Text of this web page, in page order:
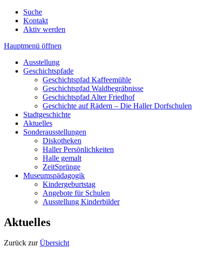
Suche
Kontakt
Aktiv werden
Hauptmenü öffnen
Ausstellung
Geschichtspfade
Geschichtspfad Kaffeemühle
Geschichtspfad Waldbegräbnisse
Geschichtspfad Alter Friedhof
Geschichte auf Rädern – Die Haller Dorfschulen
Stadtgeschichte
Aktuelles
Sonderausstellungen
Diskotheken
Haller Persönlichkeiten
Halle gemalt
ZeitSprünge
Museumspädagogik
Kindergeburtstag
Angebote für Schulen
Ausstellung Kinderbilder
Aktuelles
Zurück zurÜbersicht